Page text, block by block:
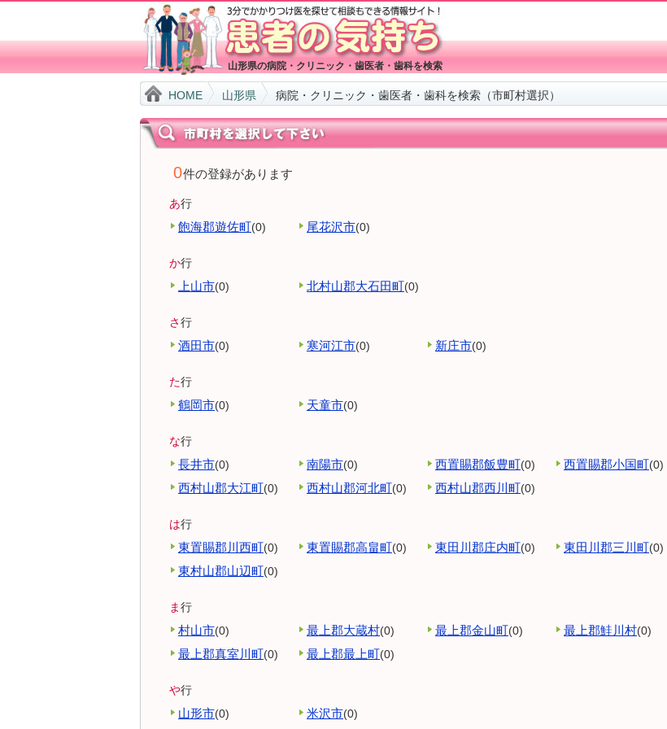
山形県の病院・クリニック・歯医者・歯科を検索
HOME 山形県 病院・クリニック・歯医者・歯科を検索（市町村選択）
0件の登録があります
あ行
飽海郡遊佐町(0) 尾花沢市(0)
か行
上山市(0) 北村山郡大石田町(0)
さ行
酒田市(0) 寒河江市(0) 新庄市(0)
た行
鶴岡市(0) 天童市(0)
な行
長井市(0) 南陽市(0) 西置賜郡飯豊町(0) 西置賜郡小国町(0)
西村山郡大江町(0) 西村山郡河北町(0) 西村山郡西川町(0)
は行
東置賜郡川西町(0) 東置賜郡高畠町(0) 東田川郡庄内町(0) 東田川郡三川町(0)
東村山郡山辺町(0)
ま行
村山市(0) 最上郡大蔵村(0) 最上郡金山町(0) 最上郡鮭川村(0)
最上郡真室川町(0) 最上郡最上町(0)
や行
山形市(0) 米沢市(0)